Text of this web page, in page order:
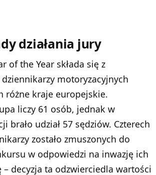
działania jury
of the Year składa się z
motoryzacyjnych
różne kraje europejskie.
liczy 61 osób, jednak w
brało udział 57 sędziów. Czterech
zostało zmuszonych do
w odpowiedzi na inwazję ich
decyzja ta odzwierciedla wartości